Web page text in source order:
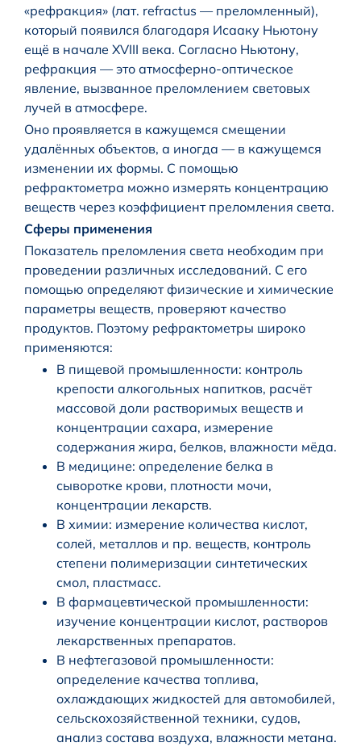
«рефракция» (лат. refractus — преломленный),
который появился благодаря Исааку Ньютону
ещё в начале XVIII века. Согласно Ньютону,
рефракция — это атмосферно-оптическое
явление, вызванное преломлением световых
лучей в атмосфере.
Оно проявляется в кажущемся смещении
удалённых объектов, а иногда — в кажущемся
изменении их формы. С помощью
рефрактометра можно измерять концентрацию
веществ через коэффициент преломления света.
Сферы применения
Показатель преломления света необходим при
проведении различных исследований. С его
помощью определяют физические и химические
параметры веществ, проверяют качество
продуктов. Поэтому рефрактометры широко
применяются:
В пищевой промышленности: контроль
крепости алкогольных напитков, расчёт
массовой доли растворимых веществ и
концентрации сахара, измерение
содержания жира, белков, влажности мёда.
В медицине: определение белка в
сыворотке крови, плотности мочи,
концентрации лекарств.
В химии: измерение количества кислот,
солей, металлов и пр. веществ, контроль
степени полимеризации синтетических
смол, пластмасс.
В фармацевтической промышленности:
изучение концентрации кислот, растворов
лекарственных препаратов.
В нефтегазовой промышленности:
определение качества топлива,
охлаждающих жидкостей для автомобилей,
сельскохозяйственной техники, судов,
анализ состава воздуха, влажности метана.